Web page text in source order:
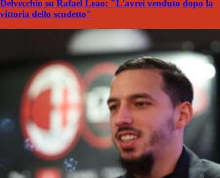
Delvecchio su Rafael Leao: "L'avrei venduto dopo la
vittoria dello scudetto"